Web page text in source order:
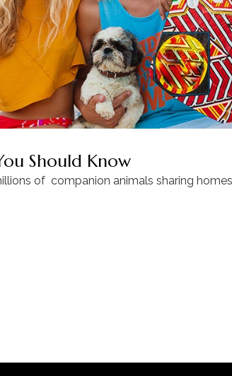
Should Know
of companion animals sharing homes